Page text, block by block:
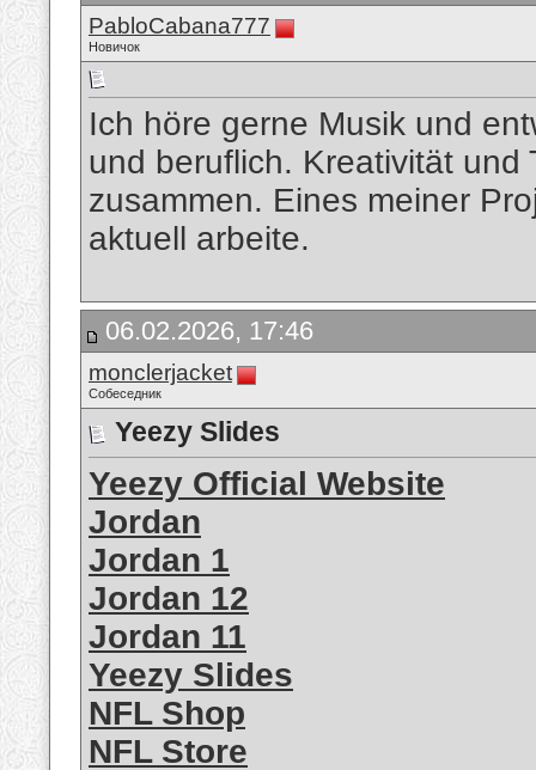
PabloCabana777
Новичок
Ich höre gerne Musik und
und beruflich. Kreativität und
zusammen. Eines meiner
aktuell arbeite.
06.02.2026, 17:46
monclerjacket
Собеседник
Yeezy Slides
Yeezy Official Website
Jordan
Jordan 1
Jordan 12
Jordan 11
Yeezy Slides
NFL Shop
NFL Store